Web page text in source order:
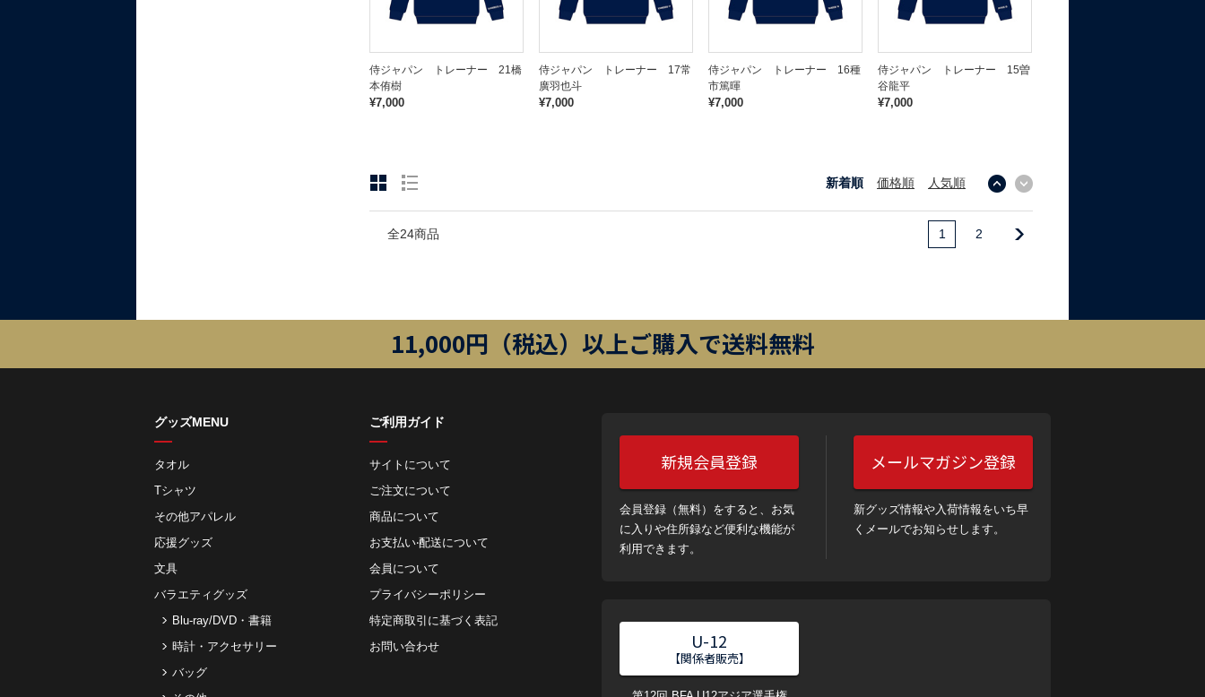
侍ジャパン トレーナー 21橋
本侑樹
¥7,000
侍ジャパン トレーナー 17常
廣羽也斗
¥7,000
侍ジャパン トレーナー 16種
市篤暉
¥7,000
侍ジャパン トレーナー 15曽
谷龍平
¥7,000
新着順 価格順 人気順
全24商品 1 2
11,000円（税込）以上ご購入で送料無料
グッズMENU
タオル
Tシャツ
その他アパレル
応援グッズ
文具
バラエティグッズ
Blu-ray/DVD・書籍
時計・アクセサリー
バッグ
ご利用ガイド
サイトについて
ご注⽂について
商品について
お⽀払い‧配送について
会員について
プライバシーポリシー
特定商取引に基づく表記
お問い合わせ
新規会員登録
会員登録（無料）をすると、お気
に入りや住所録など便利な機能が
利用できます。
メールマガジン登録
新グッズ情報や入荷情報をいち早
くメールでお知らせします。
U-12
【関係者販売】